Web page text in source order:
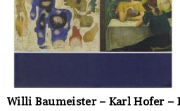
Willi Baumeister – Karl Hofer –